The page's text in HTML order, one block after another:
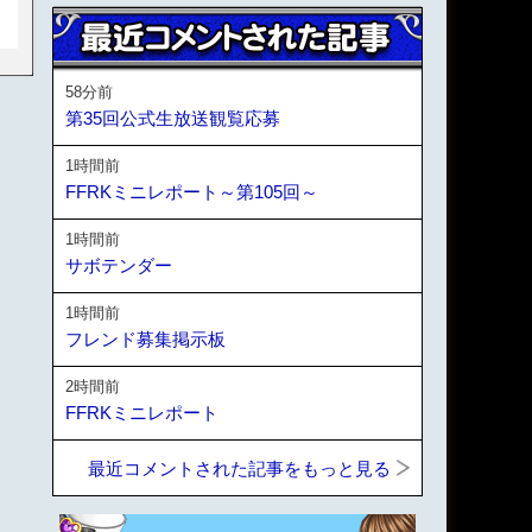
58分前
第35回公式生放送観覧応募
1時間前
FFRKミニレポート～第105回～
1時間前
サボテンダー
1時間前
フレンド募集掲示板
2時間前
FFRKミニレポート
最近コメントされた記事をもっと見る